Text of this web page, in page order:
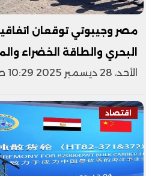
مصر وجيبوتي توقعان
البحري والطاقة الخضراء
الأحد، 28 ديسمبر 2025 10:29 ص
اقتصاد